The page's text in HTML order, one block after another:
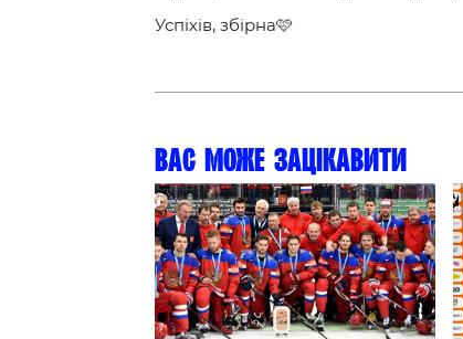
Успіхів, збірна🩷
Вас може зацікавити